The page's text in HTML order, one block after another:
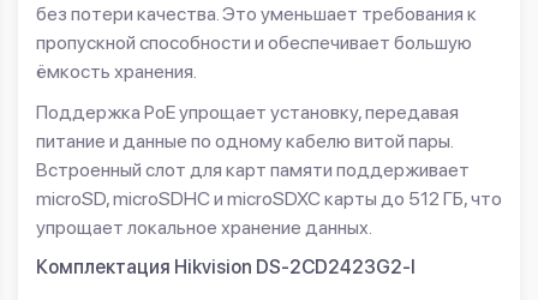
без потери качества. Это уменьшает требования к
пропускной способности и обеспечивает большую
ёмкость хранения.
Поддержка PoE упрощает установку, передавая
питание и данные по одному кабелю витой пары.
Встроенный слот для карт памяти поддерживает
microSD, microSDHC и microSDXC карты до 512 ГБ, что
упрощает локальное хранение данных.
Комплектация Hikvision DS-2CD2423G2-I